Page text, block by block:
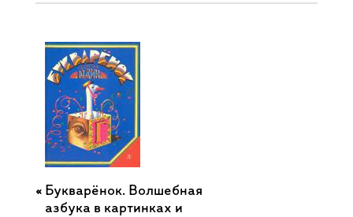
Букварёнок. Волшебная
азбука в картинках и